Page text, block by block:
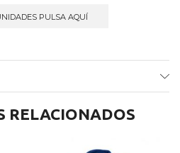
PULSA AQUÍ
RELACIONADOS